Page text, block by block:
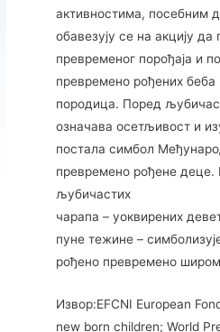
активностима, посебним
обавезују се на акцију
превременог порођаја и
превремено рођених
породица. Поред
означава осетљивост и
постала симбол
превремено рођене деце.
љубичастих
чарапа – уоквирених
пуне тежине –
рођено превремено
Извор:EFCNI European
new born children; World